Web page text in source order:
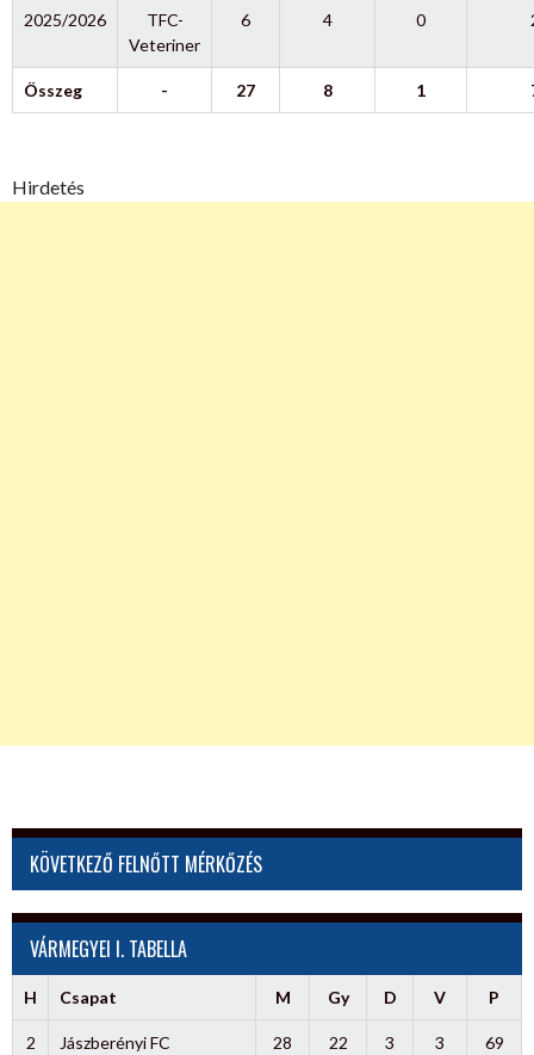
2025/2026
TFC-
Veteriner
6 4 0
Összeg - 27 8 1
Hirdetés
KÖVETKEZŐ FELNŐTT MÉRKŐZÉS
VÁRMEGYEI I. TABELLA
H Csapat M Gy D V P
2 Jászberényi FC 28 22 3 3 69